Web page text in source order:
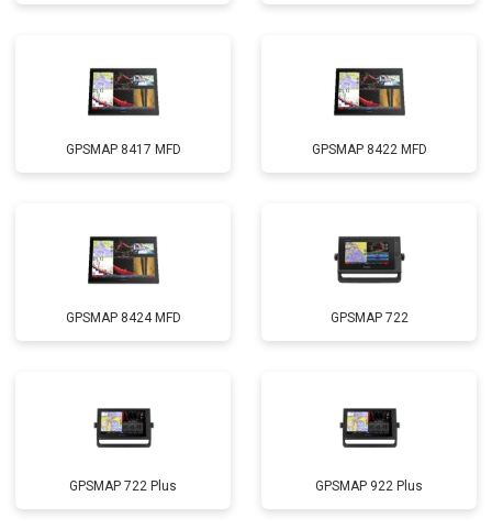
GPSMAP 8417 MFD GPSMAP 8422 MFD
GPSMAP 8424 MFD GPSMAP 722
GPSMAP 722 Plus GPSMAP 922 Plus